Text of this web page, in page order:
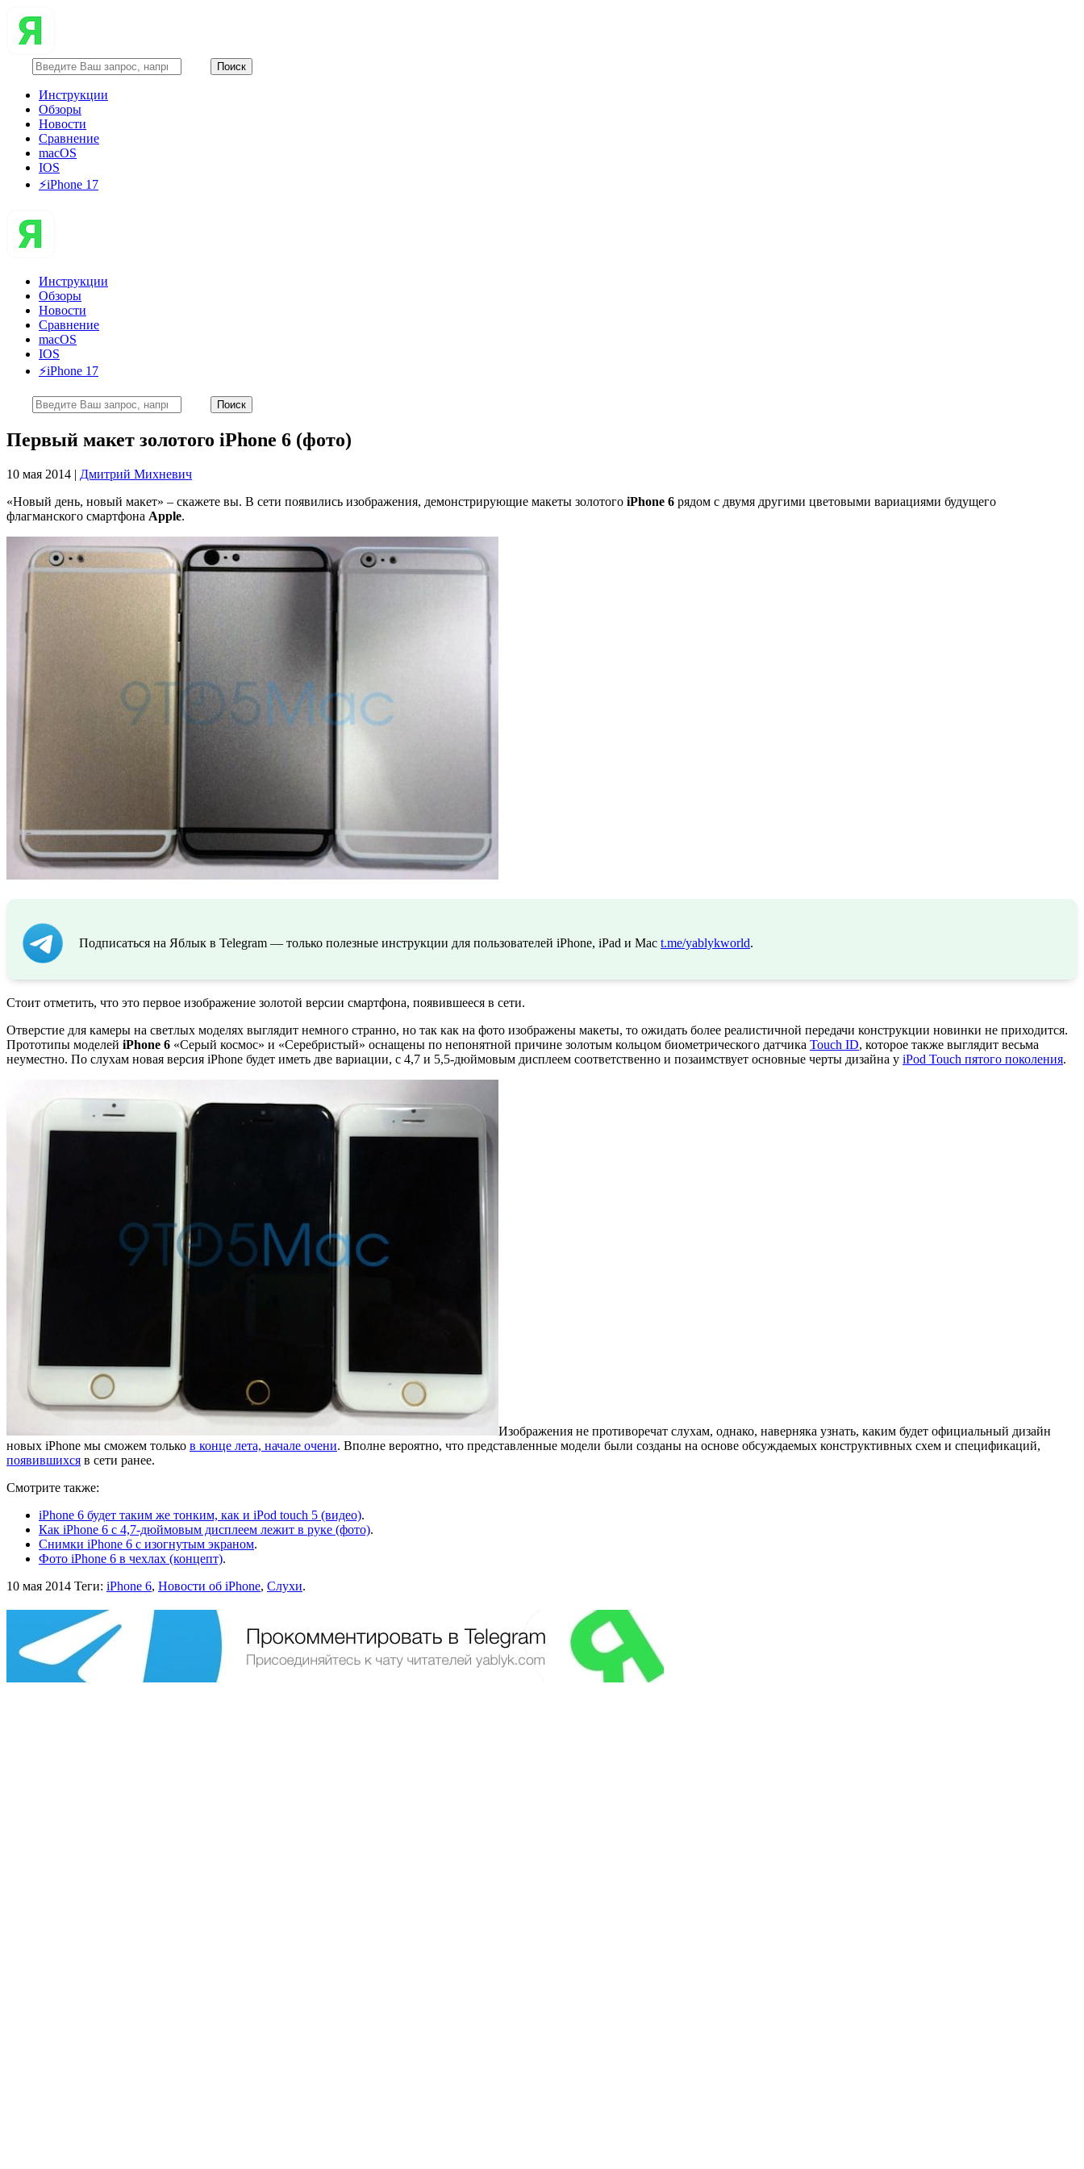
Инструкции
Обзоры
Новости
Сравнение
macOS
IOS
⚡️iPhone 17
Инструкции
Обзоры
Новости
Сравнение
macOS
IOS
⚡️iPhone 17
Первый макет золотого iPhone 6 (фото)
10 мая 2014 | Дмитрий Михневич
«Новый день, новый макет» – скажете вы. В сети появились изображения, демонстрирующие макеты золотого iPhone 6 рядом с двумя другими цветовыми вариациями будущего
флагманского смартфона Apple.
Подписаться на Яблык в Telegram — только полезные инструкции для пользователей iPhone, iPad и Mac t.me/yablykworld.
Стоит отметить, что это первое изображение золотой версии смартфона, появившееся в сети.
Отверстие для камеры на светлых моделях выглядит немного странно, но так как на фото изображены макеты, то ожидать более реалистичной передачи конструкции новинки не приходится.
Прототипы моделей iPhone 6 «Серый космос» и «Серебристый» оснащены по непонятной причине золотым кольцом биометрического датчика Touch ID, которое также выглядит весьма
неуместно. По слухам новая версия iPhone будет иметь две вариации, с 4,7 и 5,5-дюймовым дисплеем соответственно и позаимствует основные черты дизайна у iPod Touch пятого поколения.
Изображения не противоречат слухам, однако, наверняка узнать, каким будет официальный дизайн
новых iPhone мы сможем только в конце лета, начале очени. Вполне вероятно, что представленные модели были созданы на основе обсуждаемых конструктивных схем и спецификаций,
появившихся в сети ранее.
Смотрите также:
iPhone 6 будет таким же тонким, как и iPod touch 5 (видео).
Как iPhone 6 с 4,7-дюймовым дисплеем лежит в руке (фото).
Снимки iPhone 6 с изогнутым экраном.
Фото iPhone 6 в чехлах (концепт).
10 мая 2014 Теги: iPhone 6, Новости об iPhone, Слухи.